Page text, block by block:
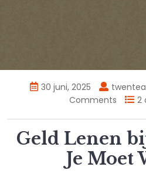
30 juni, 2025
Comments
2
Geld Lenen
Je Moet